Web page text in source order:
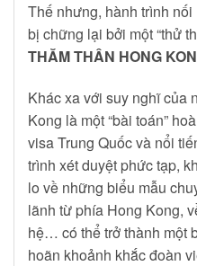
Thế nhưng, hành trình
bị chững lại bởi một “thử
THĂM THÂN HONG
Khác xa với suy nghĩ của
Kong là một “bài toán”
visa Trung Quốc và nổi
trình xét duyệt phức tạp,
lo về những biểu mẫu
lãnh từ phía Hong Kong,
hệ… có thể trở thành một
hoãn khoảnh khắc đoàn